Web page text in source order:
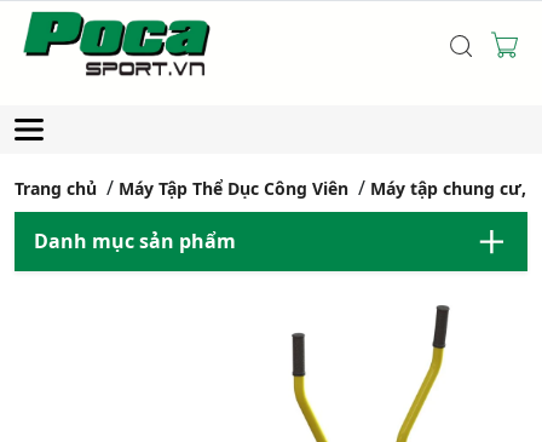
Trang chủ Máy Tập Thể Dục Công Viên Máy tập chung cư,
Danh mục sản phẩm